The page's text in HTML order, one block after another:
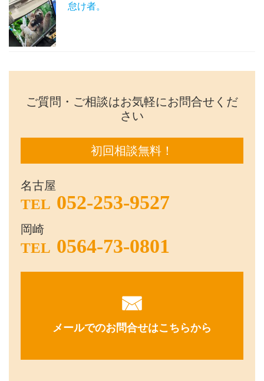
怠け者。
ご質問・ご相談はお気軽にお問合せくだ
さい
初回相談無料！
名古屋
TEL 052-253-9527
岡崎
TEL 0564-73-0801
メールでのお問合せはこちらから